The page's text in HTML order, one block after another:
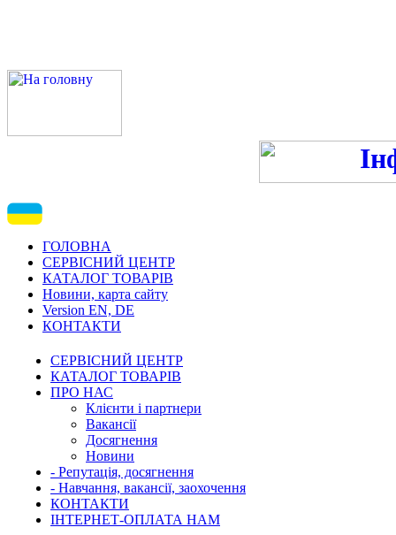
ГОЛОВНА
СЕРВІСНИЙ ЦЕНТР
КАТАЛОГ ТОВАРІВ
Новини, карта сайту
Version EN, DE
КОНТАКТИ
СЕРВІСНИЙ ЦЕНТР
КАТАЛОГ ТОВАРІВ
ПРО НАС
Клієнти і партнери
Вакансії
Досягнення
Новини
- Репутація, досягнення
- Навчання, вакансії, заохочення
КОНТАКТИ
ІНТЕРНЕТ-ОПЛАТА НАМ